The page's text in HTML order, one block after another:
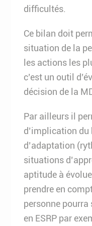
difficultés.
Ce bilan doit
situation de la
les actions les
c’est un outil
décision de la
Par ailleurs il
d’implication du
d’adaptation
situations
aptitude à
prendre en
personne pourra
en ESRP par